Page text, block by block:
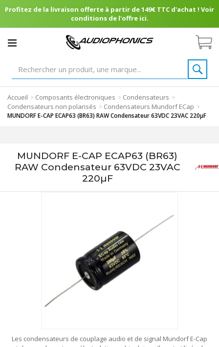
Profitez de la livraison offerte à partir de 149€ TTC d'achat ! Voir
conditions de l'offre ici.
Accueil > Composants électroniques > Condensateurs >
Condensateurs non polarisés > Condensateurs Mundorf ECap >
MUNDORF E-CAP ECAP63 (BR63) RAW Condensateur 63VDC 23VAC 220µF
MUNDORF E-CAP ECAP63 (BR63)
RAW Condensateur 63VDC 23VAC
220µF
Les condensateurs de couplage audio et de signal Mundorf E-Cap